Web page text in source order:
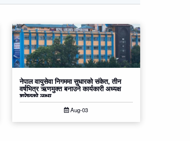
नेपाल वायुसेवा निगममा सुधारको संकेत, तीन
वर्षभित्र ऋणमुक्त बनाउने कार्यकारी अध्यक्ष
श्रेष्ठको लक्ष्य
Aug-03